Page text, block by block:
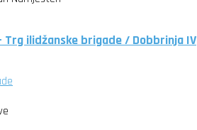
Trg ilidžanske brigade / Dobbrinja IV